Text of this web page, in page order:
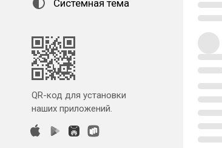
Системная тема
QR-код для установки
наших приложений.